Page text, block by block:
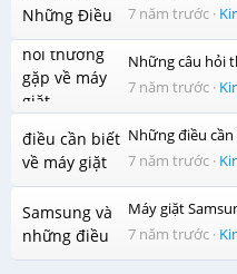
7 năm trước ·
Những câu hỏi
7 năm trước ·
Những điều
7 năm trước ·
Máy giặt
7 năm trước ·